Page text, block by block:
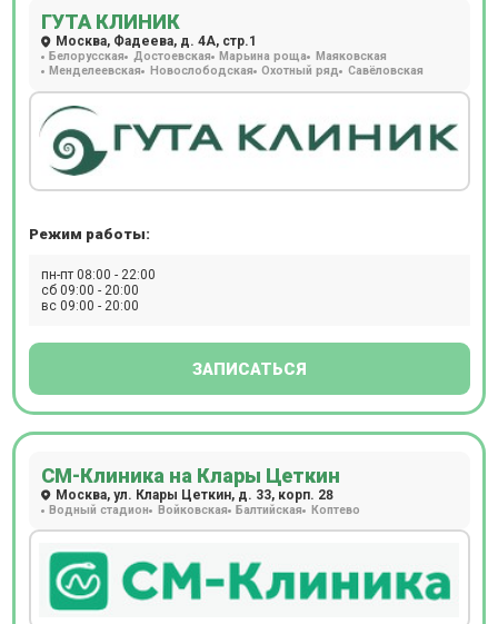
обследовать пациентов с массой тела до 120 кг. В центре
можно пройти МР исследование с контрастом.
Расположен в 5 минутах от станции м. Комсомольская.
Прием происходит по предварительной записи.
ГУТА КЛИНИК
Москва, Фадеева, д. 4А, стр.1
Белорусская Достоевская Марьина роща
Маяковская
Менделеевская
Новослободская Охотный ряд Савёловская
Режим работы:
пн-пт 08:00 - 22:00
сб 09:00 - 20:00
вс 09:00 - 20:00
ЗАПИСАТЬСЯ
СМ-Клиника на Клары Цеткин
Москва, ул. Клары Цеткин, д. 33, корп. 28
Водный стадион Войковская Балтийская Коптево